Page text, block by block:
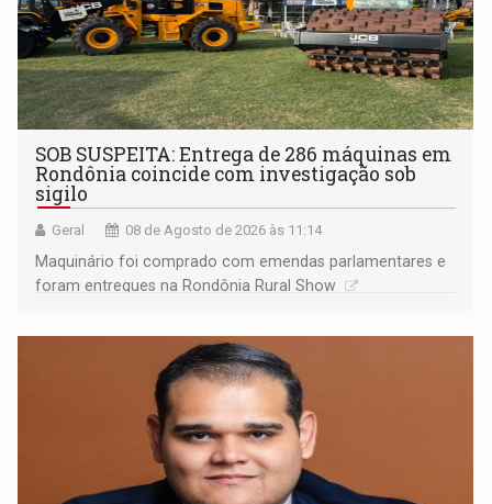
SOB SUSPEITA: Entrega de 286 máquinas em
Rondônia coincide com investigação sob
sigilo
Geral 08 de Agosto de 2026 às 11:14
Maquinário foi comprado com emendas parlamentares e
foram entregues na Rondônia Rural Show